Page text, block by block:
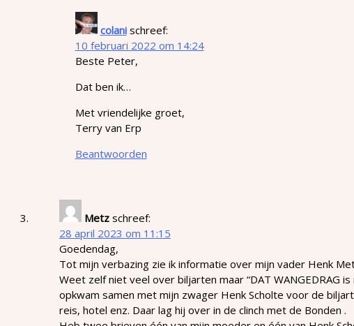
colani schreef:
10 februari 2022 om 14:24
Beste Peter,
Dat ben ik…
Met vriendelijke groet,
Terry van Erp
Beantwoorden
Metz schreef:
28 april 2023 om 11:15
Goedendag,
Tot mijn verbazing zie ik informatie over mijn vader Henk
Weet zelf niet veel over biljarten maar “DAT WANGEDRAG
opkwam samen met mijn zwager Henk Scholte voor de
reis, hotel enz. Daar lag hij over in de clinch met de Bonden .